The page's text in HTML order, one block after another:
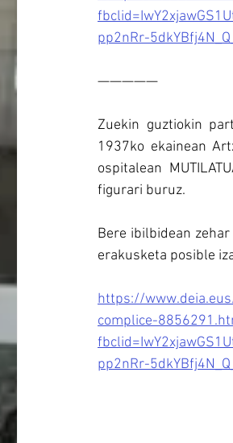
pp2nRr-
—————
Zuekin guztiokin
1937ko ekainean
ospitalean
figurari buruz.
Bere ibilbidean
erakusketa posible
https://
complice-
pp2nRr-